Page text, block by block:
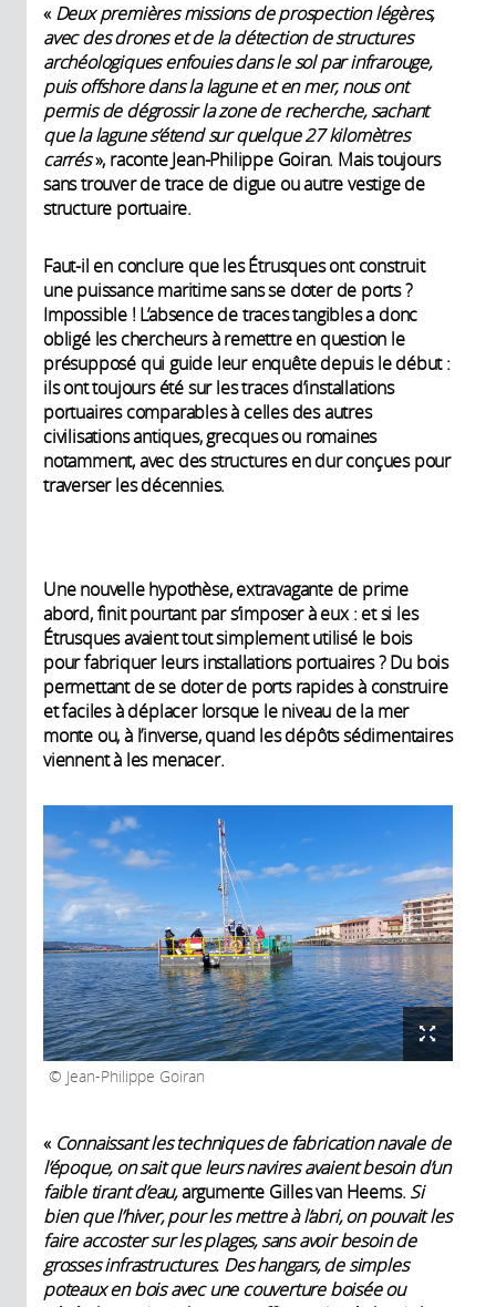
« Deux premières missions de prospection légères,
avec des drones et de la détection de structures
archéologiques enfouies dans le sol par infrarouge,
puis offshore dans la lagune et en mer, nous ont
permis de dégrossir la zone de recherche, sachant
que la lagune s’étend sur quelque 27 kilomètres
carrés», raconte Jean-Philippe Goiran. Mais toujours
sans trouver de trace de digue ou autre vestige de
structure portuaire.
Faut-il en conclure que les Étrusques ont construit
une puissance maritime sans se doter de ports ?
Impossible ! L’absence de traces tangibles a donc
obligé les chercheurs à remettre en question le
présupposé qui guide leur enquête depuis le début :
ils ont toujours été sur les traces d’installations
portuaires comparables à celles des autres
civilisations antiques, grecques ou romaines
notamment, avec des structures en dur conçues pour
traverser les décennies.
Une nouvelle hypothèse, extravagante de prime
abord, finit pourtant par s’imposer à eux : et si les
Étrusques avaient tout simplement utilisé le bois
pour fabriquer leurs installations portuaires ? Du bois
permettant de se doter de ports rapides à construire
et faciles à déplacer lorsque le niveau de la mer
monte ou, à l’inverse, quand les dépôts sédimentaires
viennent à les menacer.
Jean-Philippe Goiran
« Connaissant les techniques de fabrication navale de
l’époque, on sait que leurs navires avaient besoin d’un
faible tirant d’eau,argumente Gilles van Heems. Si
bien que l’hiver, pour les mettre à l’abri, on pouvait les
faire accoster sur les plages, sans avoir besoin de
grosses infrastructures. Des hangars, de simples
poteaux en bois avec une couverture boisée ou